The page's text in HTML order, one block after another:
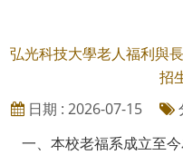
弘光科技大學老人福利與
招
日期 : 2026-07-15
一、本校老福系成立至